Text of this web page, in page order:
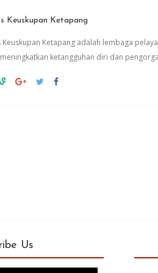
Keuskupan Ketapang
Keuskupan Ketapang adalah lembaga
ketangguhan diri dan
Us